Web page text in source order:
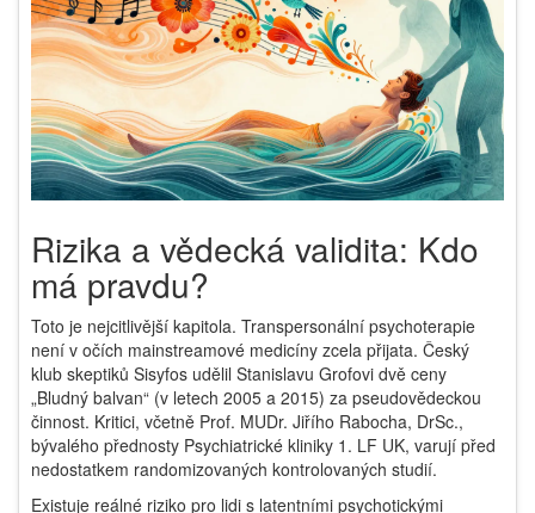
Rizika a vědecká validita: Kdo
má pravdu?
Toto je nejcitlivější kapitola. Transpersonální psychoterapie
není v očích mainstreamové medicíny zcela přijata. Český
klub skeptiků Sisyfos udělil Stanislavu Grofovi dvě ceny
„Bludný balvan“ (v letech 2005 a 2015) za pseudovědeckou
činnost. Kritici, včetně Prof. MUDr. Jiřího Rabocha, DrSc.,
bývalého přednosty Psychiatrické kliniky 1. LF UK, varují před
nedostatkem randomizovaných kontrolovaných studií.
Existuje reálné riziko pro lidi s latentními psychotickými